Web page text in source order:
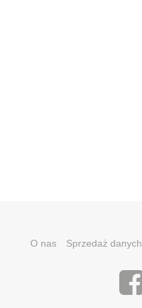
O nas Sprzedaż danych